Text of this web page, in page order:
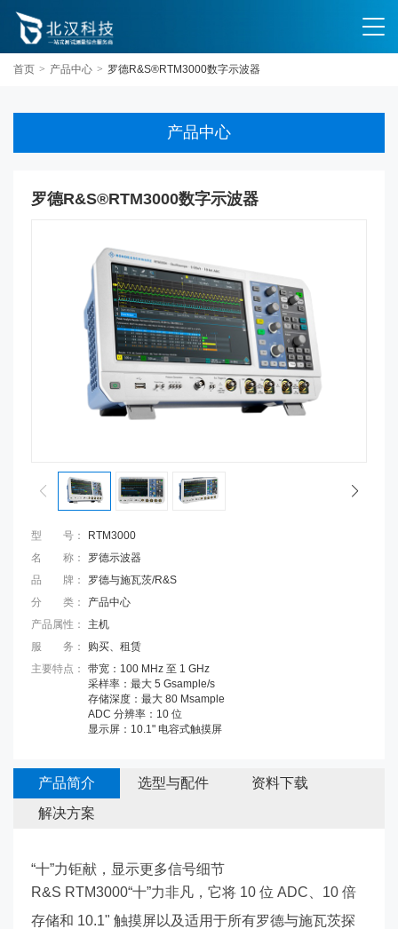
首页 > 产品中心 > 罗德R&S®RTM3000数字示波器
产品中心
罗德R&S®RTM3000数字示波器
型号 ：
RTM3000
名称 ：
罗德示波器
品牌 ：
罗德与施瓦茨/R&S
分类 ：
产品中心
产品属性 ：
主机
服务 ：
购买、租赁
主要特点 ：
带宽：100 MHz 至 1 GHz
采样率：最大 5 Gsample/s
存储深度：最大 80 Msample
ADC 分辨率：10 位
显示屏：10.1" 电容式触摸屏
产品简介 选型与配件
资料下载
解决方案
“十”力钜献，显示更多信号细节
R&S RTM3000“十”力非凡，它将 10 位 ADC、10 倍
存储和 10.1" 触摸屏以及适用于所有罗德与施瓦茨探